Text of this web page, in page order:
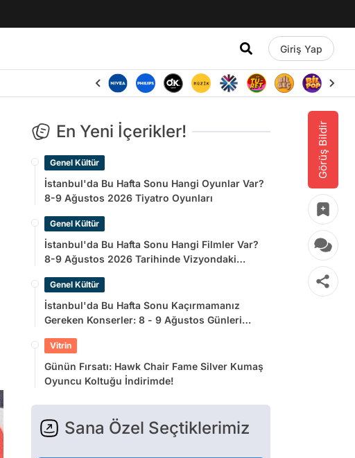
Giriş Yap
Görüş Bildir
En Yeni İçerikler!
Genel Kültür
İstanbul'da Bu Hafta Sonu Hangi Oyunlar Var?
8-9 Ağustos 2026 Tiyatro Oyunları
Genel Kültür
İstanbul'da Bu Hafta Sonu Hangi Filmler Var?
8-9 Ağustos 2026 Tarihinde Vizyondaki
Genel Kültür
İstanbul'da Bu Hafta Sonu Kaçırmamanız
Gereken Konserler: 8 - 9 Ağustos Günleri
Vitrin
Günün Fırsatı: Hawk Chair Fame Silver Kumaş
Oyuncu Koltuğu İndirimde!
Sana Özel Seçtiklerimiz